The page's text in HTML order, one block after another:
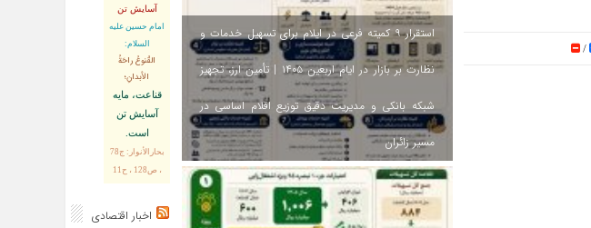
/
استقرار ۹ کمیته فرعی در ایلام برای تسهیل خدمات و
نظارت بر بازار در ایام اربعین ۱۴۰۵ | تأمین ارز، تجهیز
شبکه بانکی و مدیریت دقیق توزیع اقلام اساسی در
مسیر زائران
آسایش تن
امام حسین علیه
السلام:
القُنوعُ راحَةُ
الأبدانِ؛
قناعت، مايه
آسايش تن
است.
بحارالأنوار: ج78
، ص128 ، ح11
اخبار اقتصادی